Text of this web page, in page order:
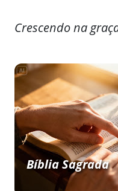
Crescendo na
Bíblia Sagrada